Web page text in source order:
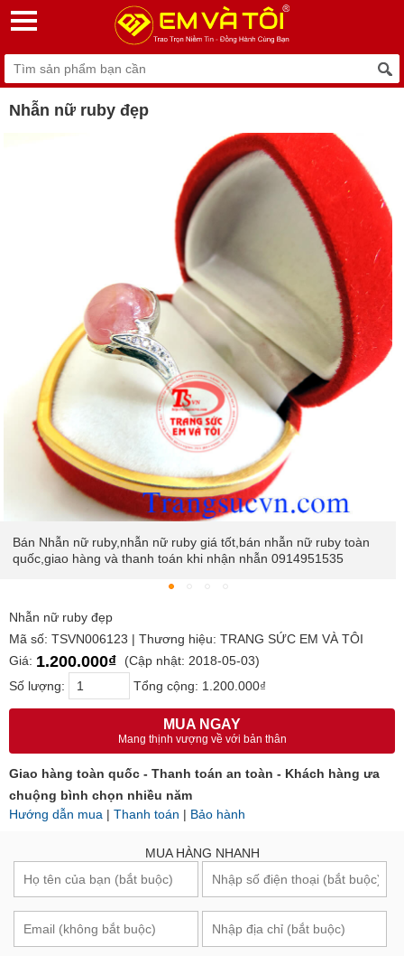
Nhẫn nữ ruby đẹp
Bán Nhẫn nữ ruby,nhẫn nữ ruby giá tốt,bán nhẫn nữ ruby toàn
quốc,giao hàng và thanh toán khi nhận nhẫn 0914951535
Nhẫn nữ ruby đẹp
Mã số: TSVN006123 | Thương hiệu: TRANG SỨC EM VÀ TÔI
Giá: 1.200.000₫
(Cập nhật: 2018-05-03)
Số lượng:
Tổng cộng: 1.200.000₫
MUA NGAY
Mang thịnh vượng về với bản thân
Giao hàng toàn quốc - Thanh toán an toàn - Khách hàng ưa
chuộng bình chọn nhiều năm
Hướng dẫn mua | Thanh toán | Bảo hành
MUA HÀNG NHANH